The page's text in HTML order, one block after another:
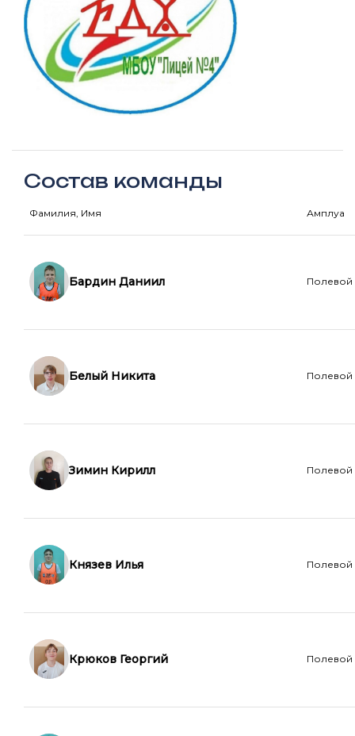
Состав команды
Фамилия, Имя Амплуа
Бардин Даниил Полевой
Белый Никита Полевой
Зимин Кирилл Полевой
Князев Илья Полевой
Крюков Георгий Полевой